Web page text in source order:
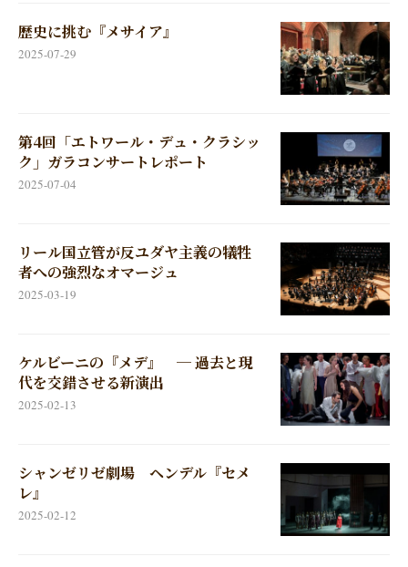
歴史に挑む『メサイア』
2025-07-29
第4回「エトワール・デュ・クラシッ
ク」ガラコンサートレポート
2025-07-04
リール国立管が反ユダヤ主義の犠牲
者への強烈なオマージュ
2025-03-19
ケルビーニの『メデ』 ─ 過去と現
代を交錯させる新演出
2025-02-13
シャンゼリゼ劇場 ヘンデル『セメ
レ』
2025-02-12